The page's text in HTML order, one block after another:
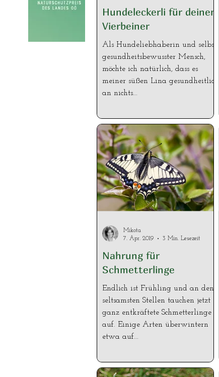
Hundeleckerli für deinen
Vierbeiner
Als Hundeliebhaberin und selbst
gesundheitsbewusster Mensch,
möchte ich natürlich, dass es
meiner süßen Lina gesundheitlich
an nichts...
Nahrung für
Schmetterlinge
Endlich ist Frühling und an den
seltsamsten Stellen tauchen jetzt
ganz entkräftete Schmetterlinge
auf. Einige Arten überwintern
etwa auf...
Mikota
7. Apr. 2019
3 Min. Lesezeit